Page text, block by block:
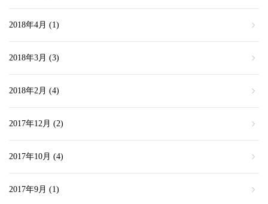
2018年4月 (1)
2018年3月 (3)
2018年2月 (4)
2017年12月 (2)
2017年10月 (4)
2017年9月 (1)